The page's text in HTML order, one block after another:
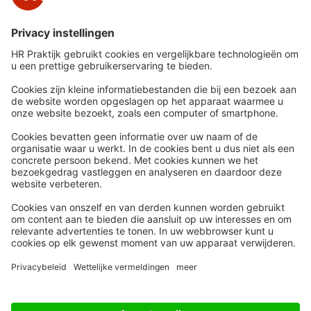
Snel naar
Nieuws
Whitepapers
Webinars
Word lid
Contact
Meer
HR Academy
HR Podcast
CHRO
HR Day
Volg Ons